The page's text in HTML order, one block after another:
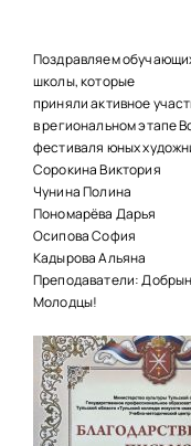
Поздравляем
школы, которые
приняли активное
в региональном этапе
фестиваля юных
Сорокина Виктория
Чунина Полина
Пономарёва Дарья
Осипова София
Кадырова Альяна
Преподаватели:
Молодцы!